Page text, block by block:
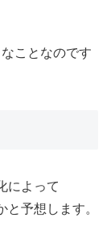
ことなのです
によって
予想します。